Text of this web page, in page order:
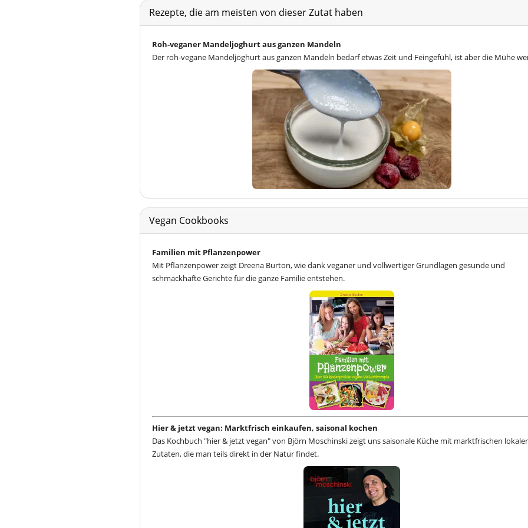
Rezepte, die am meisten von dieser Zutat haben
Roh-veganer Mandeljoghurt aus ganzen Mandeln
Der roh-vegane Mandeljoghurt aus ganzen Mandeln bedarf etwas Zeit und Feingefühl, ist aber die Mühe
Vegan Cookbooks
Familien mit Pflanzenpower
Mit Pflanzenpower zeigt Dreena Burton, wie dank veganer und vollwertiger Grundlagen gesunde und
schmackhafte Gerichte für die ganze Familie entstehen.
Hier & jetzt vegan: Marktfrisch einkaufen, saisonal kochen
Das Kochbuch "hier & jetzt vegan" von Björn Moschinski zeigt uns saisonale Küche mit marktfrischen
Zutaten, die man teils direkt in der Natur findet.